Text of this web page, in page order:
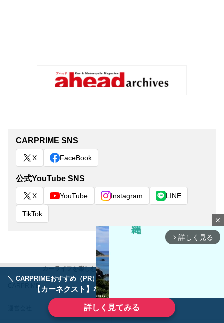
＼ CARPRIMEおすすめ（PR） ／ディーラーで手放すのはもったいない！
【カーネクスト】ならどんなクルマも高価買取
詳しく見てみる
CARPRIME SNS
X FaceBook
公式YouTube SNS
X YouTube Instagram LINE
TikTok
カーライフを楽しむ全ての人に クルマ情報マガジン
CARPRIME
お問い合わせ
close
arrow_forward_ios 詳しく見る